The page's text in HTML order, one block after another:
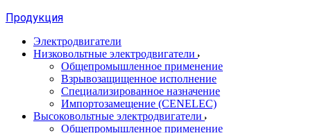
Продукция
Электродвигатели
Низковольтные электродвигатели
Общепромышленное применение
Взрывозащищенное исполнение
Специализированное назначение
Импортозамещение (CENELEC)
Высоковольтные электродвигатели
Общепромышленное применение